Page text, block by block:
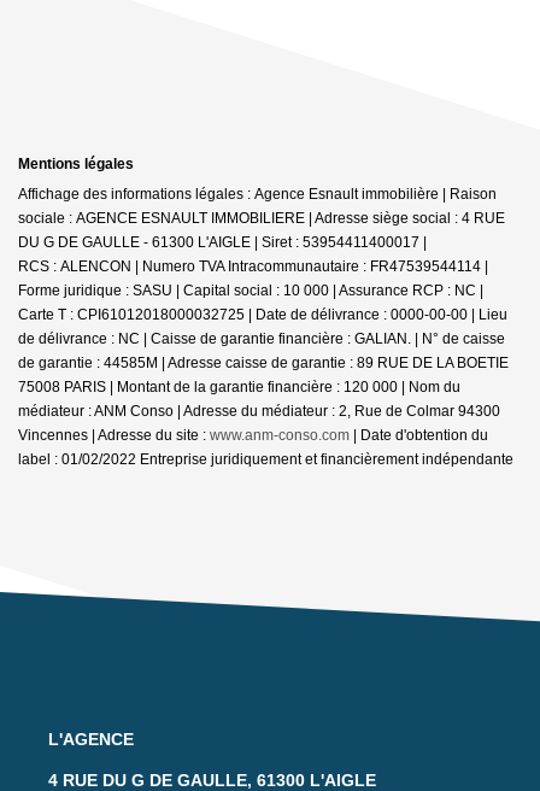
Mentions légales
Affichage des informations légales : Agence Esnault immobilière | Raison
sociale : AGENCE ESNAULT IMMOBILIERE | Adresse siège social : 4 RUE
DU G DE GAULLE - 61300 L'AIGLE | Siret : 53954411400017 |
RCS : ALENCON | Numero TVA Intracommunautaire : FR47539544114 |
Forme juridique : SASU | Capital social : 10 000 | Assurance RCP : NC |
Carte T : CPI61012018000032725 | Date de délivrance : 0000-00-00 | Lieu
de délivrance : NC | Caisse de garantie financière : GALIAN. | N° de caisse
de garantie : 44585M | Adresse caisse de garantie : 89 RUE DE LA BOETIE
75008 PARIS | Montant de la garantie financière : 120 000 | Nom du
médiateur : ANM Conso | Adresse du médiateur : 2, Rue de Colmar 94300
Vincennes | Adresse du site : www.anm-conso.com | Date d'obtention du
label : 01/02/2022 Entreprise juridiquement et financièrement indépendante
L'AGENCE
4 RUE DU G DE GAULLE, 61300 L'AIGLE